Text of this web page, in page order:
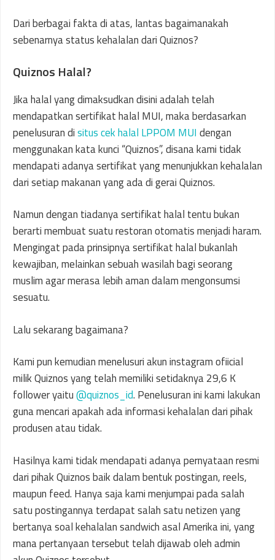
Dari berbagai fakta di atas, lantas bagaimanakah
sebenarnya status kehalalan dari Quiznos?
Quiznos Halal?
Jika halal yang dimaksudkan disini adalah telah
mendapatkan sertifikat halal MUI, maka berdasarkan
penelusuran disitus cek halal LPPOM MUI dengan
menggunakan kata kunci “Quiznos”, disana kami tidak
mendapati adanya sertifikat yang menunjukkan kehalalan
dari setiap makanan yang ada di gerai Quiznos.
Namun dengan tiadanya sertifikat halal tentu bukan
berarti membuat suatu restoran otomatis menjadi haram.
Mengingat pada prinsipnya sertifikat halal bukanlah
kewajiban, melainkan sebuah wasilah bagi seorang
muslim agar merasa lebih aman dalam mengonsumsi
sesuatu.
Lalu sekarang bagaimana?
Kami pun kemudian menelusuri akun instagram ofiicial
milik Quiznos yang telah memiliki setidaknya 29,6 K
follower yaitu@quiznos_id. Penelusuran ini kami lakukan
guna mencari apakah ada informasi kehalalan dari pihak
produsen atau tidak.
Hasilnya kami tidak mendapati adanya pernyataan resmi
dari pihak Quiznos baik dalam bentuk postingan, reels,
maupun feed. Hanya saja kami menjumpai pada salah
satu postingannya terdapat salah satu netizen yang
bertanya soal kehalalan sandwich asal Amerika ini, yang
mana pertanyaan tersebut telah dijawab oleh admin